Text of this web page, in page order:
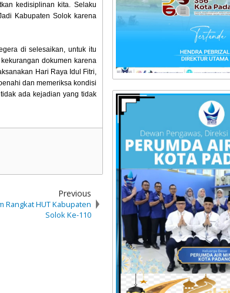
kedisiplinan kita. Selaku
Kabupaten Solok karena
di selesaikan, untuk itu
dokumen karena
Hari Raya Idul Fitri,
dan memeriksa kondisi
ada kejadian yang tidak
Previous
Rangkat HUT Kabupaten
Solok Ke-110